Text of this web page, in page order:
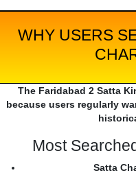
WHY USERS
The Faridabad 2 Satta
because users regularly
Most
Satta